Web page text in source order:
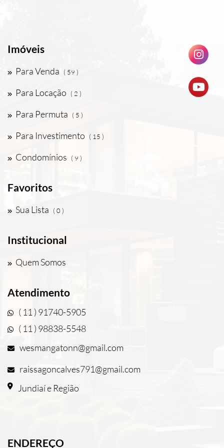
Imóveis
Para Venda ( 59 )
Para Locação ( 2 )
Para Permuta ( 5 )
Para Investimento ( 15 )
Condomínios ( 9 )
Favoritos
Sua Lista ( 0 )
Institucional
Quem Somos
Atendimento
( 11 ) 91740-5905
( 11 ) 98838-5548
wesmangatonn@gmail.com
raissagoncalves791@gmail.com
Jundiaí e Região
ENDEREÇO